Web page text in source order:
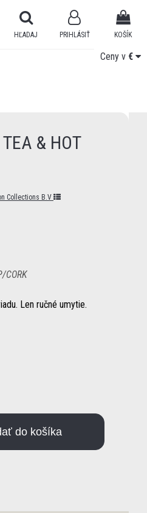
Ceny v €
Ceny v €
KOŠÍK
PRIHLÁSIŤ
HĽADAJ
& HOT
Collections B.V
CORK
Len ručné umytie.
do košíka